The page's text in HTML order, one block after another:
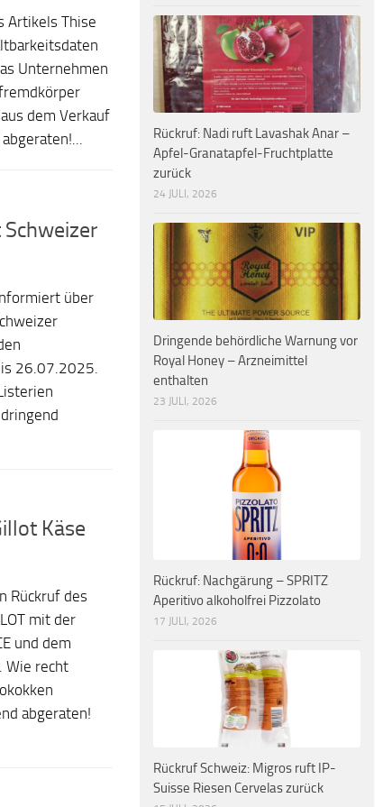
Artikels Thise
Unternehmen
dem Verkauf
über
26.07.2025.
Käse
Rückruf des
mit der
und dem
recht
abgeraten!
Rückruf: Nadi ruft Lavashak Anar –
Apfel-Granatapfel-Fruchtplatte
zurück
24 JULI, 2026
Dringende behördliche Warnung vor
Royal Honey – Arzneimittel
enthalten
23 JULI, 2026
Rückruf: Nachgärung – SPRITZ
Aperitivo alkoholfrei Pizzolato
17 JULI, 2026
Rückruf Schweiz: Migros ruft IP-
Suisse Riesen Cervelas zurück